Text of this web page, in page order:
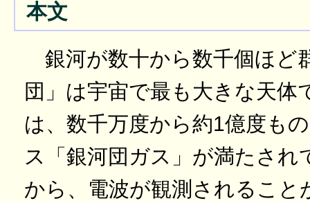
本文
銀河が数十から数千個ほど
団」は宇宙で最も大きな天体
は、数千万度から約1億度も
ス「銀河団ガス」が満たさ
から、電波が観測されること